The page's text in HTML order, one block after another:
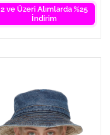
2 ve Üzeri Alımlarda %25
İndirim